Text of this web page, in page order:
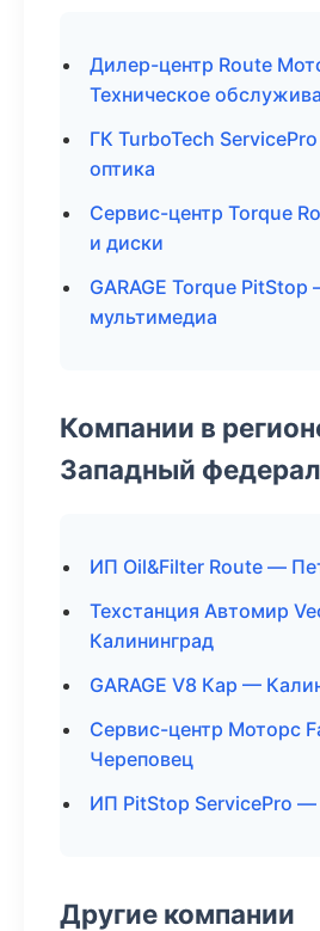
Дилер-центр Route
Техническое
ГК TurboTech
оптика
Сервис-центр Torque
и диски
GARAGE Torque
мультимедиа
Компании в
Западный
ИП Oil&Filter Route —
Техстанция Автомир
Калининград
GARAGE V8 Кар —
Сервис-центр Моторс
Череповец
ИП PitStop ServicePro —
Другие компании